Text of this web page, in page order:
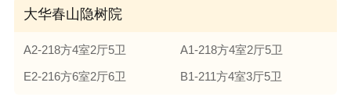
大华春山隐树院
A2-218方4室2厅5卫
A1-218方4室2厅5卫
E2-216方6室2厅6卫
B1-211方4室3厅5卫